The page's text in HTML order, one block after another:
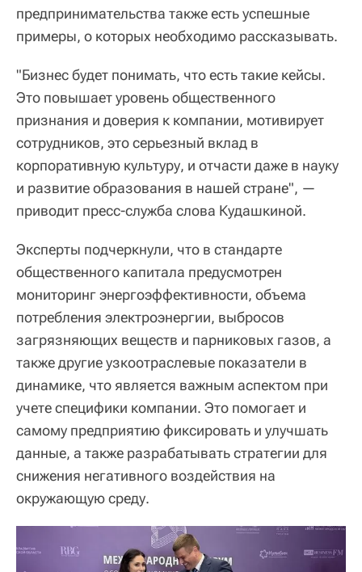
предпринимательства также есть успешные
примеры, о которых необходимо рассказывать.
"Бизнес будет понимать, что есть такие кейсы.
Это повышает уровень общественного
признания и доверия к компании, мотивирует
сотрудников, это серьезный вклад в
корпоративную культуру, и отчасти даже в науку
и развитие образования в нашей стране", —
приводит пресс-служба слова Кудашкиной.
Эксперты подчеркнули, что в стандарте
общественного капитала предусмотрен
мониторинг энергоэффективности, объема
потребления электроэнергии, выбросов
загрязняющих веществ и парниковых газов, а
также другие узкоотраслевые показатели в
динамике, что является важным аспектом при
учете специфики компании. Это помогает и
самому предприятию фиксировать и улучшать
данные, а также разрабатывать стратегии для
снижения негативного воздействия на
окружающую среду.